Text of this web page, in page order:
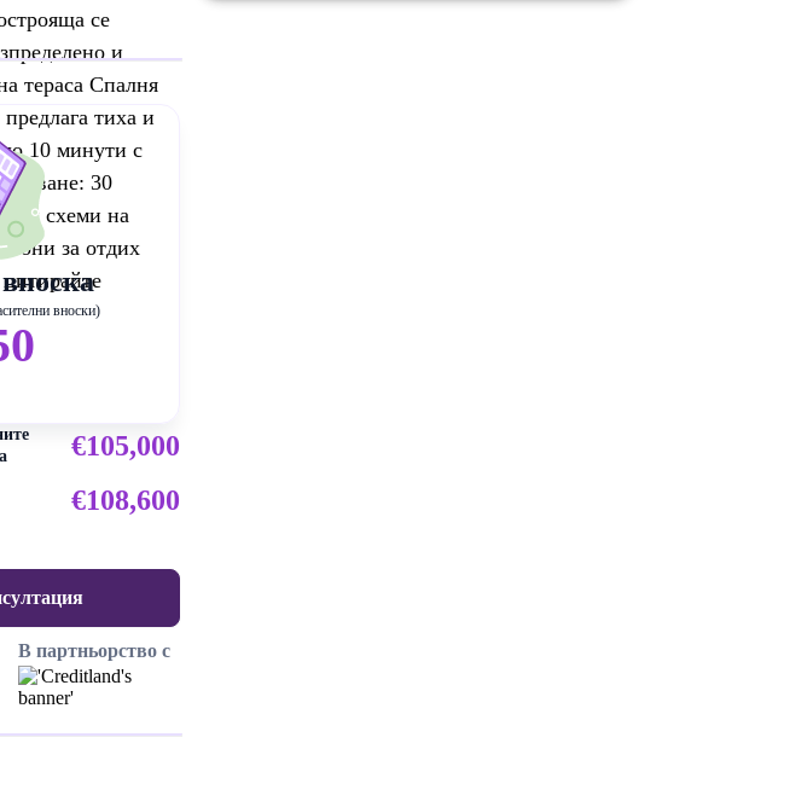
се
и
тераса Спалня
тиха и
10 минути с
30
схеми на
за отдих
вноски)
€105,000
€108,600
В партньорство с